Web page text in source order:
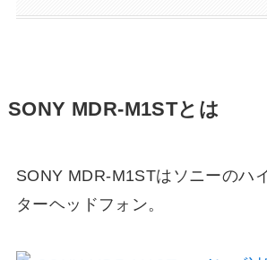
SONY MDR-M1STとは
SONY MDR-M1STはソニーのハ
ターヘッドフォン。